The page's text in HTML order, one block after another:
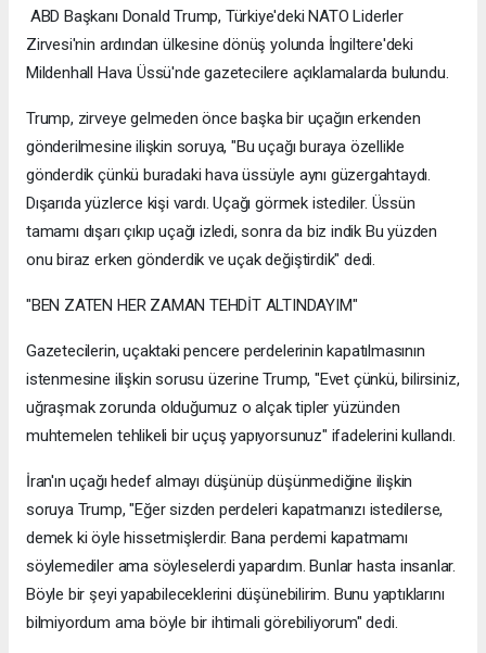
ABD Başkanı Donald Trump, Türkiye'deki NATO Liderler
Zirvesi'nin ardından ülkesine dönüş yolunda İngiltere'deki
Mildenhall Hava Üssü'nde gazetecilere açıklamalarda bulundu.
Trump, zirveye gelmeden önce başka bir uçağın erkenden
gönderilmesine ilişkin soruya, "Bu uçağı buraya özellikle
gönderdik çünkü buradaki hava üssüyle aynı güzergahtaydı.
Dışarıda yüzlerce kişi vardı. Uçağı görmek istediler. Üssün
tamamı dışarı çıkıp uçağı izledi, sonra da biz indik Bu yüzden
onu biraz erken gönderdik ve uçak değiştirdik" dedi.
"BEN ZATEN HER ZAMAN TEHDİT ALTINDAYIM"
Gazetecilerin, uçaktaki pencere perdelerinin kapatılmasının
istenmesine ilişkin sorusu üzerine Trump, "Evet çünkü, bilirsiniz,
uğraşmak zorunda olduğumuz o alçak tipler yüzünden
muhtemelen tehlikeli bir uçuş yapıyorsunuz" ifadelerini kullandı.
İran'ın uçağı hedef almayı düşünüp düşünmediğine ilişkin
soruya Trump, "Eğer sizden perdeleri kapatmanızı istedilerse,
demek ki öyle hissetmişlerdir. Bana perdemi kapatmamı
söylemediler ama söyleselerdi yapardım. Bunlar hasta insanlar.
Böyle bir şeyi yapabileceklerini düşünebilirim. Bunu yaptıklarını
bilmiyordum ama böyle bir ihtimali görebiliyorum" dedi.